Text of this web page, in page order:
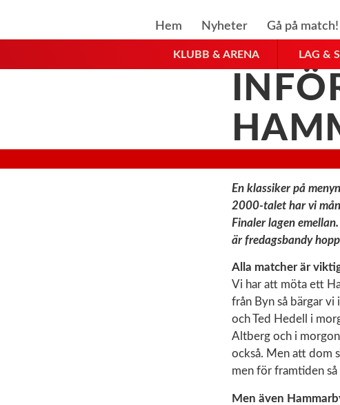
Hem Nyheter Gå på match!
KLUBB & ARENA LAG &
En klassiker på
2000-talet har vi
Finaler lagen
är fredagsbandy
Alla matcher är
Vi har att möta ett
från Byn så bärgar vi
och Ted Hedell i
Altberg och i morgon
också. Men att dom
men för framtiden
Men även